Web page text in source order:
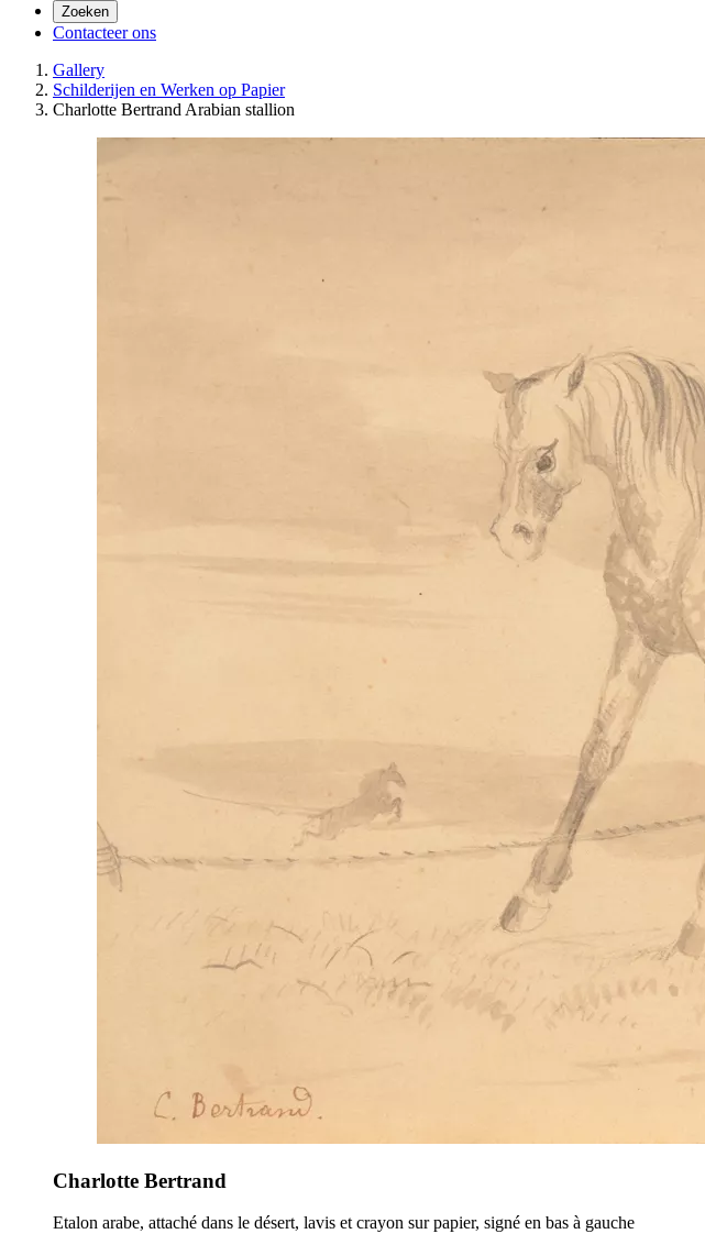
Zoeken
Contacteer ons
Gallery
Schilderijen en Werken op Papier
Charlotte Bertrand Arabian stallion
Charlotte Bertrand
Etalon arabe, attaché dans le désert, lavis et crayon sur papier, signé en bas à gauche